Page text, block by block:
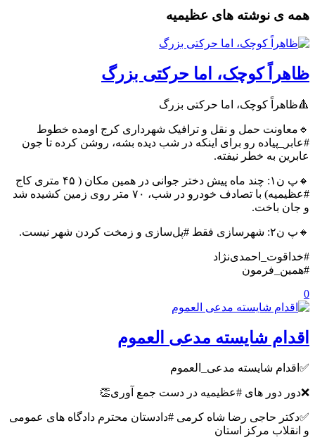
همه ی نوشته های عظیمیه
ظاهراً کوچک، اما حرکتی بزرگ
🔺ظاهراً کوچک، اما حرکتی بزرگ
🔹معاونت حمل و نقل و ترافیک شهرداری کرج اومده خطوط
#عابر_پیاده رو برای اینکه در شب دیده بشه، روشن کرده تا جون
عابرین به خطر نیفته.
🔸پ ن۱: چند ماه پیش دختر جوانی در همین مکان ( ۴۵ متری کاج
#عظیمیه) با تصادف خودرو در شب، ۷۰ متر روی زمین کشیده شد
و جان باخت.
🔸پ ن۲: شهرسازی فقط #پل‌‌سازی و زمخت کردن شهر نیست.
#خداقوت_احمدی‌نژاد
#همین_فرمون
0
اقدام شایسته مدعی العموم
✅اقدام شایسته مدعی_العموم
❌دور دور های #عظیمیه در دست جمع آوری👏
✅دکتر حاجی رضا شاه کرمی #دادستان محترم دادگاه های عمومی
و انقلاب مرکز استان